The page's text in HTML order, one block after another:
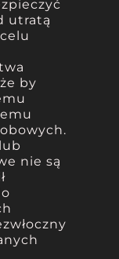
utratą
by
nie są